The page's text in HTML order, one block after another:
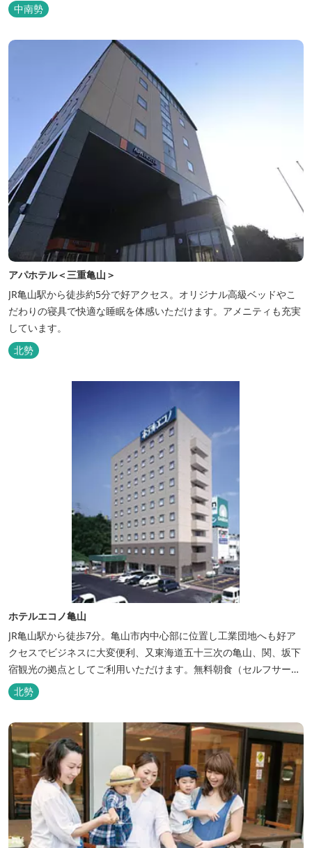
でのびのびと楽しむことができます。
中南勢
アパホテル＜三重亀山＞
JR亀山駅から徒歩約5分で好アクセス。オリジナル高級ベッドやこ
だわりの寝具で快適な睡眠を体感いただけます。アメニティも充実
しています。
北勢
ホテルエコノ亀山
JR亀山駅から徒歩7分。亀山市内中心部に位置し工業団地へも好ア
クセスでビジネスに大変便利、又東海道五十三次の亀山、関、坂下
宿観光の拠点としてご利用いただけます。無料朝食（セルフサービ
ス）、無料駐車場付で低価格な高機能ホテルです。
北勢